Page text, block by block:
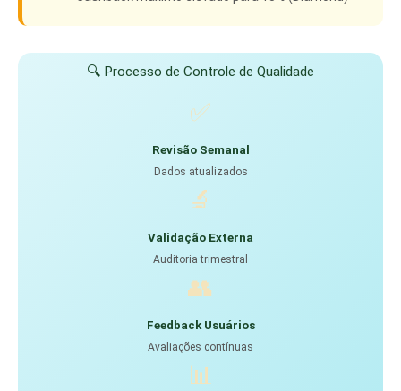
🔍 Processo de Controle de Qualidade
✅
Revisão Semanal
Dados atualizados
🔬
Validação Externa
Auditoria trimestral
👥
Feedback Usuários
Avaliações contínuas
📊